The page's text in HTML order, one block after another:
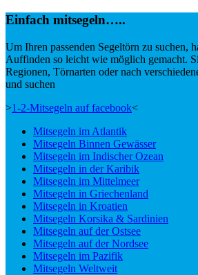
Einfach mitsegeln…..
Um Ihren passenden Segeltörn zu suchen,
Auffinden so leicht wie möglich gemacht.
Regionen, Törnarten oder nach
und suchen
>1-2-Mitsegeln auf facebook<
Mitsegeln im Atlantik
Mitsegeln Binnen Gewässer
Mitsegeln im Indischer Ozean
Mitsegeln in der Karibik
Mitsegeln im Mittelmeer
Mitsegeln in Griechenland
Mitsegeln in Kroatien
Mitsegeln Korsika & Sardinien
Mitsegeln auf der Ostsee
Mitsegeln auf der Nordsee
Mitsegeln im Pazifik
Mitsegeln Weltweit